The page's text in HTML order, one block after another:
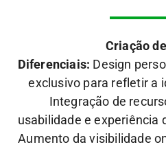
Criação
Diferenciais: Design
exclusivo para refletir a
Integração de
usabilidade e experiência
Aumento da visibilidade